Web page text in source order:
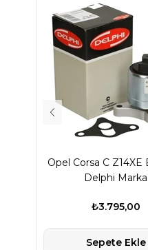
Opel Corsa C Z14XE
Delphi Marka
₺3.795,00
Sepete Ekle